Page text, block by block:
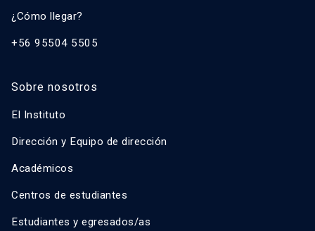
¿Cómo llegar?
+56 95504 5505
Sobre nosotros
El Instituto
Dirección y Equipo de dirección
Académicos
Centros de estudiantes
Estudiantes y egresados/as